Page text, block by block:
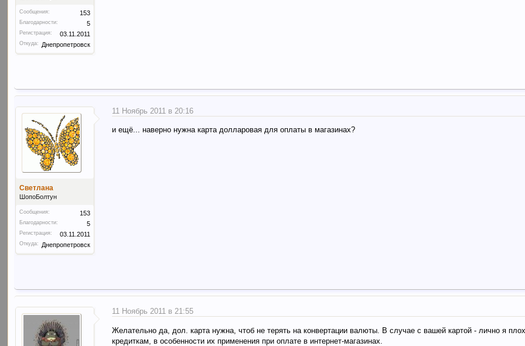
Сообщения: 153
Благодарности: 5
Регистрация: 03.11.2011
Откуда: Днепропетровск
Светлана
ШопоБолтун
Сообщения: 153
Благодарности: 5
Регистрация: 03.11.2011
Откуда: Днепропетровск
11 Ноябрь 2011 в 20:16
и ещё... наверно нужна карта долларовая для оплаты в магазинах?
11 Ноябрь 2011 в 21:55
Желательно да, дол. карта нужна, чтоб не терять на конвертации валюты. В случае с вашей картой - лично я
кредиткам, в особенности их применения при оплате в интернет-магазинах.